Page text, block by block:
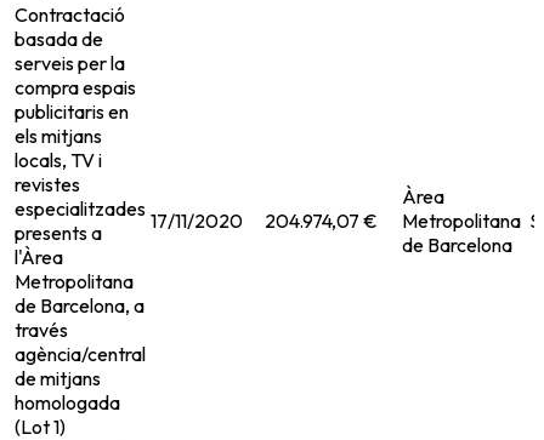
Contractació
basada de
serveis per la
compra espais
publicitaris en
els mitjans
locals, TV i
revistes
especialitzades
presents a
l'Àrea
Metropolitana
de Barcelona, a
través
agència/central
de mitjans
homologada
(Lot 1)
17/11/2020 204.974,07 €
Àrea
Metropolitana
de Barcelona